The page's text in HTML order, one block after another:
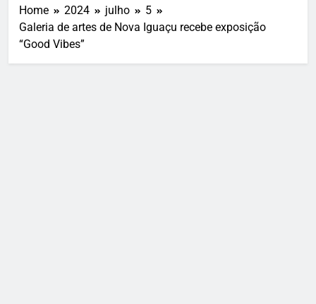
Home 2024 julho
5
Galeria de artes de Nova Iguaçu recebe exposição
“Good Vibes”